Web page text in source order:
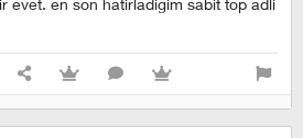
evet. en son hatirladigim sabit top adli